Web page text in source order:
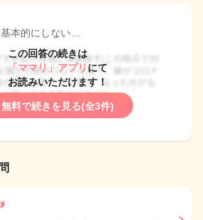
本的にしない…
この回答の続きは
「ママリ」アプリ にて
お読みいただけます！
無料で続きを見る(全3件)